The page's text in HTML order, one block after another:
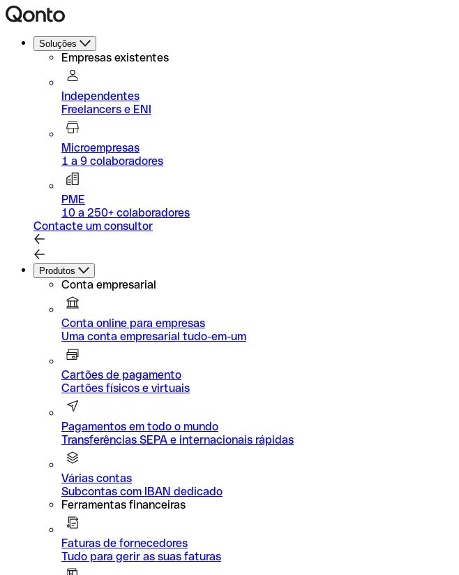
Soluções
Empresas existentes
Independentes
Freelancers e ENI
Microempresas
1 a 9 colaboradores
PME
10 a 250+ colaboradores
Contacte um consultor
Produtos
Conta empresarial
Conta online para empresas
Uma conta empresarial tudo-em-um
Cartões de pagamento
Cartões físicos e virtuais
Pagamentos em todo o mundo
Transferências SEPA e internacionais rápidas
Várias contas
Subcontas com IBAN dedicado
Ferramentas financeiras
Faturas de fornecedores
Tudo para gerir as suas faturas